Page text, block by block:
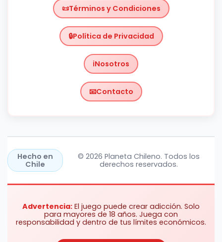
Términos y Condiciones
Política de Privacidad
Nosotros
Contacto
Hecho en
Chile
© 2026 Planeta Chileno. Todos los
derechos reservados.
Advertencia: El juego puede crear adicción. Solo
para mayores de 18 años. Juega con
responsabilidad y dentro de tus límites económicos.